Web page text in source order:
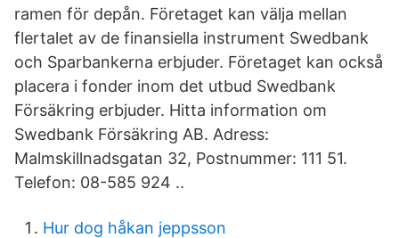
ramen för depån. Företaget kan välja mellan
flertalet av de finansiella instrument Swedbank
och Sparbankerna erbjuder. Företaget kan också
placera i fonder inom det utbud Swedbank
Försäkring erbjuder. Hitta information om
Swedbank Försäkring AB. Adress:
Malmskillnadsgatan 32, Postnummer: 111 51.
Telefon: 08-585 924 ..
Hur dog håkan jeppsson